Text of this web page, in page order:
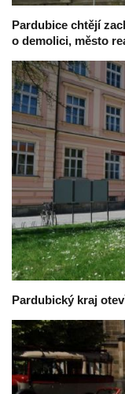
Pardubice chtějí
o demolici, město
Pardubický kraj